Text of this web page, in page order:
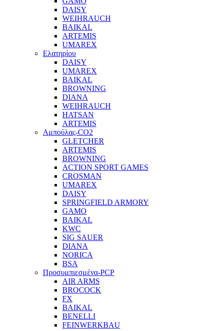
DAISY
WEIHRAUCH
BAIKAL
ARTEMIS
UMAREX
Ελατηρίου
DAISY
UMAREX
BAIKAL
BROWNING
DIANA
WEIHRAUCH
HATSAN
ARTEMIS
Αμπούλας-CO2
GLETCHER
ARTEMIS
BROWNING
ACTION SPORT GAMES
CROSMAN
UMAREX
DAISY
SPRINGFIELD ARMORY
GAMO
BAIKAL
KWC
SIG SAUER
DIANA
NORICA
BSA
Προσυμπιεσμένα-PCP
AIR ARMS
BROCOCK
FX
BAIKAL
BENELLI
FEINWERKBAU